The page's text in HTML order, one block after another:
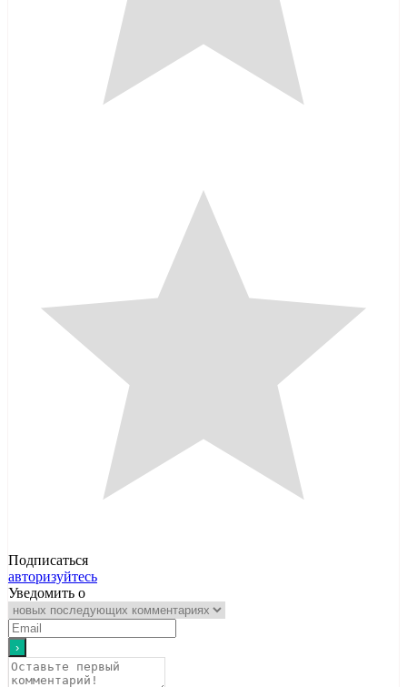
Подписаться
авторизуйтесь
Уведомить о